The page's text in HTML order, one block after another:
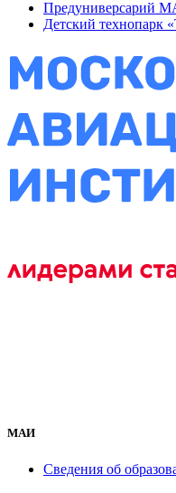
Предуниверсарий
Детский технопарк
МАИ
Сведения об